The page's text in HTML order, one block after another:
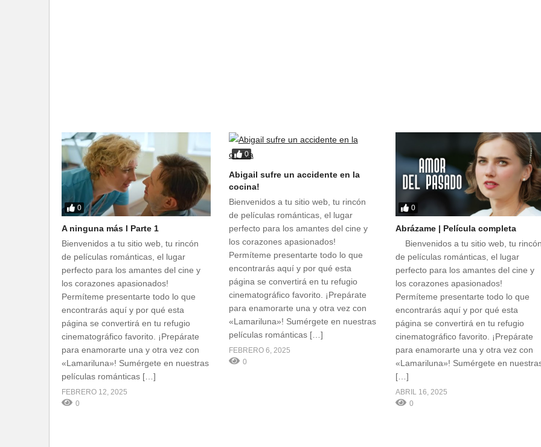
0
A ninguna más l Parte 1
Bienvenidos a tu sitio web, tu rincón
de películas románticas, el lugar
perfecto para los amantes del cine y
los corazones apasionados!
Permíteme presentarte todo lo que
encontrarás aquí y por qué esta
página se convertirá en tu refugio
cinematográfico favorito. ¡Prepárate
para enamorarte una y otra vez con
«Lamariluna»! Sumérgete en nuestras
películas románticas […]
FEBRERO 12, 2025
0
0
Abigail sufre un accidente en la
cocina!
Bienvenidos a tu sitio web, tu rincón
de películas románticas, el lugar
perfecto para los amantes del cine y
los corazones apasionados!
Permíteme presentarte todo lo que
encontrarás aquí y por qué esta
página se convertirá en tu refugio
cinematográfico favorito. ¡Prepárate
para enamorarte una y otra vez con
«Lamariluna»! Sumérgete en nuestras
películas románticas […]
FEBRERO 6, 2025
0
0
Abrázame | Película completa
Bienvenidos a tu sitio web, tu
de películas románticas, el lugar
perfecto para los amantes del cine y
los corazones apasionados!
Permíteme presentarte todo lo que
encontrarás aquí y por qué esta
página se convertirá en tu refugio
cinematográfico favorito. ¡Prepárate
para enamorarte una y otra vez con
«Lamariluna»! Sumérgete en
[…]
ABRIL 16, 2025
0